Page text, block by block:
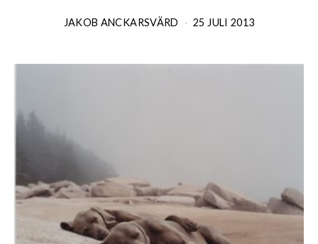
JAKOB ANCKARSVÄRD 25 JULI 2013